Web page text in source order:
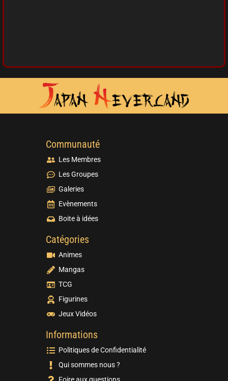
Communauté
Les Membres
Les Groupes
Galeries
Evènements
Boite à idées
Catégories
Animes
Mangas
TCG
Figurines
Jeux Vidéos
Informations
Politiques de Confidentialité
Qui sommes nous ?